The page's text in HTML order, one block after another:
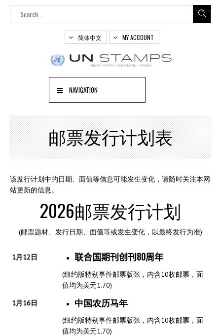
简体中文 MY ACCOUNT
NAVIGATION
邮票发行计划表
该发行计划中的日期、面值等信息可能发生变化，请随时关注本网
站更新的信息。
2026邮票发行计划
(邮票题材、发行日期、面值等或发生变化，以最终发行为准)
1月12日 联合国期刊创刊80周年
(纽约版特别事件邮票版张，内含10枚邮票，面
值均为美元1.70)
1月16日
中国农历马年
(纽约版特别事件邮票版张，内含10枚邮票，面
值均为美元1.70)